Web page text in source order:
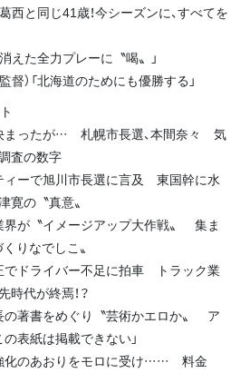
西と同じ41歳！今シーズンに、すべてを
えた全力プレーに〝喝〟」
督）「北海道のためにも優勝する」
まったが… 札幌市長選、本間奈々 気
査の数字
ィーで旭川市長選に言及 東国幹に水
寛の〝真意〟
界が〝イメージアップ大作戦〟 集ま
りなでしこ〟
でドライバー不足に拍車 トラック業
時代が終焉！？
の著書をめぐり〝芸術かエロか〟 ア
の表紙は掲載できない」
化のあおりをモロに受け…… 料金